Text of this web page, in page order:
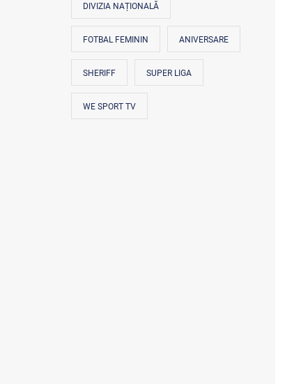
DIVIZIA NAȚIONALĂ
FOTBAL FEMININ ANIVERSARE
SHERIFF SUPER LIGA
WE SPORT TV